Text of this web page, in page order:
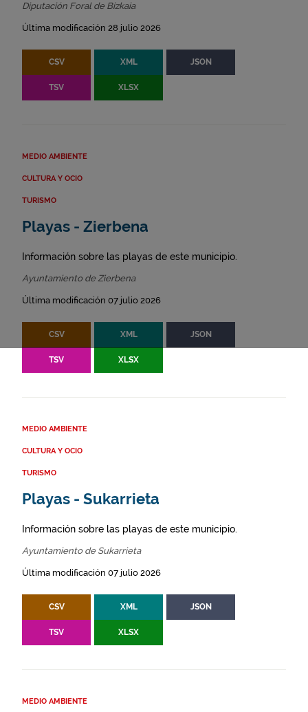
Diputación Foral de Bizkaia
Última modificación 28 julio 2026
CSV XML JSON
TSV XLSX
MEDIO AMBIENTE
CULTURA Y OCIO
TURISMO
Playas - Zierbena
Información sobre las playas de este municipio.
Ayuntamiento de Zierbena
Última modificación 07 julio 2026
CSV XML JSON
TSV XLSX
MEDIO AMBIENTE
CULTURA Y OCIO
TURISMO
Playas - Sukarrieta
Información sobre las playas de este municipio.
Ayuntamiento de Sukarrieta
Última modificación 07 julio 2026
CSV XML JSON
TSV XLSX
MEDIO AMBIENTE